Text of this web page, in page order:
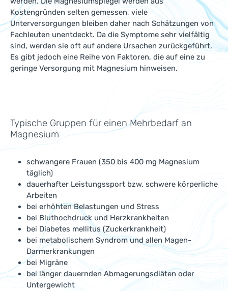
Kostengründen selten gemessen, viele
Unterversorgungen bleiben daher nach Schätzungen von
Fachleuten unentdeckt. Da die Symptome sehr vielfältig
sind, werden sie oft auf andere Ursachen zurückgeführt.
Es gibt jedoch eine Reihe von Faktoren, die auf eine zu
geringe Versorgung mit Magnesium hinweisen.
Typische Gruppen für einen Mehrbedarf an
Magnesium
schwangere Frauen (350 bis 400 mg Magnesium
täglich)
dauerhafter Leistungssport bzw. schwere körperliche
Arbeiten
bei erhöhten Belastungen und Stress
bei Bluthochdruck und Herzkrankheiten
bei Diabetes mellitus (Zuckerkrankheit)
bei metabolischem Syndrom und allen Magen-
Darmerkrankungen
bei Migräne
bei länger dauernden Abmagerungsdiäten oder
Untergewicht